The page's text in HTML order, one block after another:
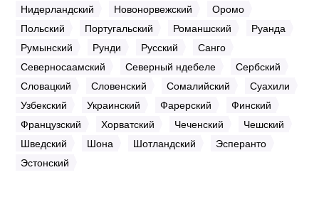
Нидерландский
Новонорвежский
Оромо
Польский
Португальский Романшский
Руанда
Румынский
Рунди Русский
Санго
Северносаамский
Северный ндебеле
Сербский
Словацкий
Словенский Сомалийский
Суахили
Узбекский
Украинский Фарерский
Финский
Французский
Хорватский Чеченский
Чешский
Шведский
Шона Шотландский
Эсперанто
Эстонский